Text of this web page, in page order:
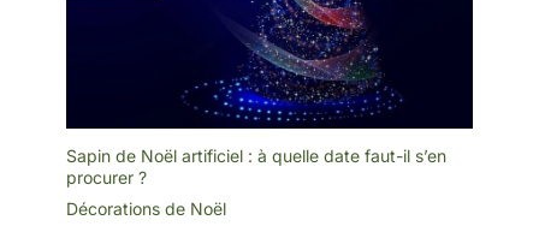
Sapin de Noël artificiel : à quelle date faut-il s’en
procurer ?
Décorations de Noël